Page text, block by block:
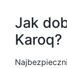
Jak
Karoq?